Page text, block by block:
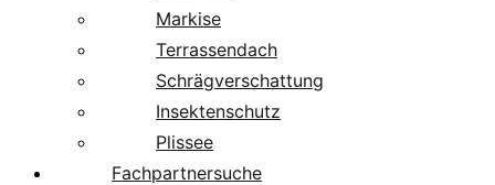
Markise
Terrassendach
Schrägverschattung
Insektenschutz
Plissee
Fachpartnersuche